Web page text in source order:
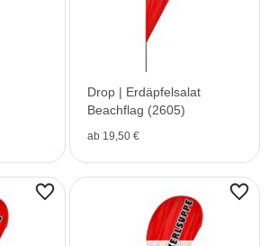
Drop | Erdäpfelsalat
Beachflag (2605)
ab 19,50 €